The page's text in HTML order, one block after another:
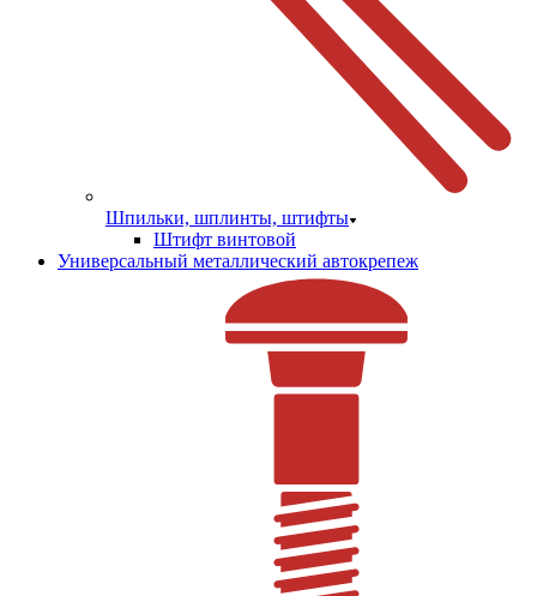
Шпильки, шплинты, штифты
Штифт винтовой
Универсальный металлический автокрепеж